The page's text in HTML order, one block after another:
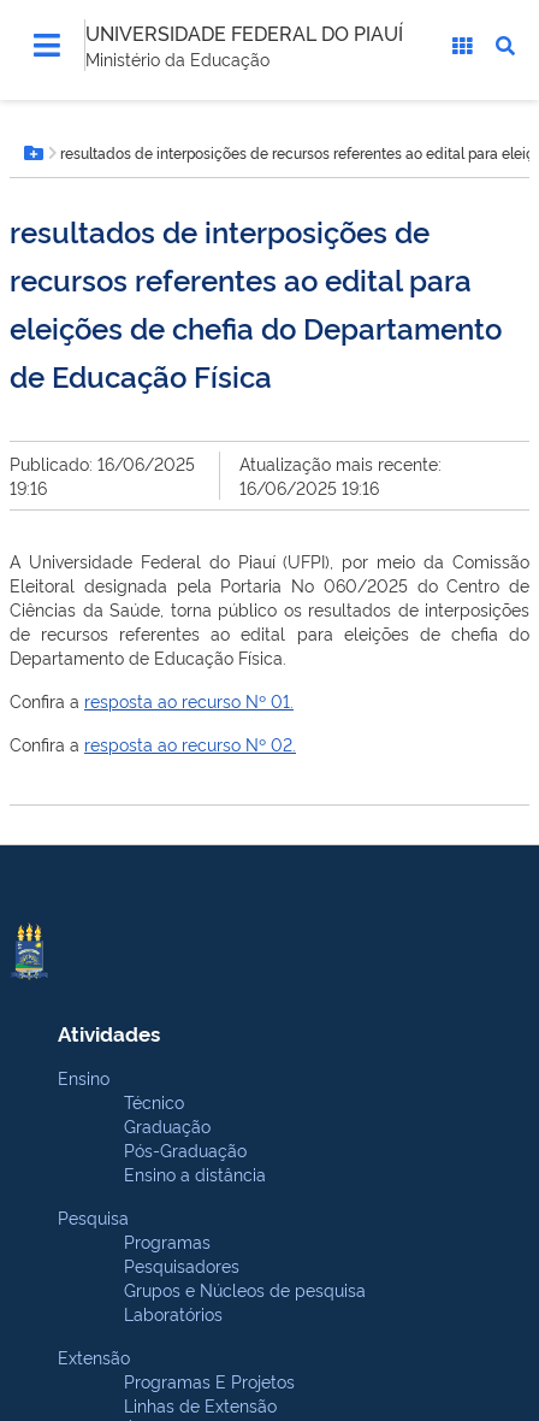
UNIVERSIDADE FEDERAL DO PIAUÍ
Ministério da Educação
está
aqui:Botão Menu
resultados de interposições de recursos referentes ao edital para
resultados de interposições de
recursos referentes ao edital para
eleições de chefia do Departamento
de Educação Física
Publicado: 16/06/2025
19:16
Atualização mais recente:
16/06/2025 19:16
A Universidade Federal do Piauí (UFPI), por meio da Comissão
Eleitoral designada pela Portaria No 060/2025 do Centro de
Ciências da Saúde, torna público os resultados de interposições
de recursos referentes ao edital para eleições de chefia do
Departamento de Educação Física.
Confira a resposta ao recurso Nº 01.
Confira a resposta ao recurso Nº 02.
Atividades
Ensino
Técnico
Graduação
Pós-Graduação
Ensino a distância
Pesquisa
Programas
Pesquisadores
Grupos e Núcleos de pesquisa
Laboratórios
Extensão
Programas E Projetos
Linhas de Extensão